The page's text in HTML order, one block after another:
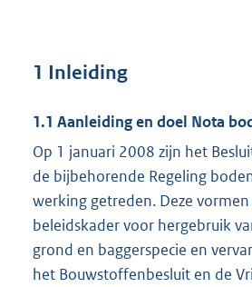
1 Inleiding
1.1 Aanleiding en doel Nota
Op 1 januari 2008 zijn het
de bijbehorende Regeling
werking getreden. Deze
beleidskader voor hergebruik
grond en baggerspecie en
het Bouwstoffenbesluit en de